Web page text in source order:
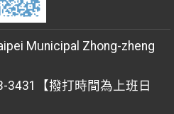
Municipal Zhong-zheng
3431【撥打時間為上班日